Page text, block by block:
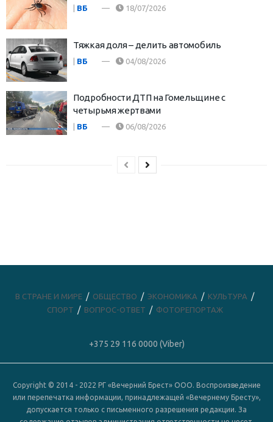
ВБ 18/07/2026
Тяжкая доля – делить автомобиль
ВБ 04/08/2026
Подробности ДТП на Гомельщине с
четырьмя жертвами
ВБ 06/08/2026
В СТРАНЕ И МИРЕ ОБЩЕСТВО ЭКОНОМИКА
КУЛЬТУРА
СПОРТ
ВОПРОС-ОТВЕТ ФОТОРЕПОРТАЖ
+375 29 116 0000 (Viber)
Copyright © 2014 - 2022 РГ «Вечерний Брест» ООО. Воспроизведение
или перепечатка информации, принадлежащей «Вечернему Бресту»,
допускается только с письменного разрешения редакции. За